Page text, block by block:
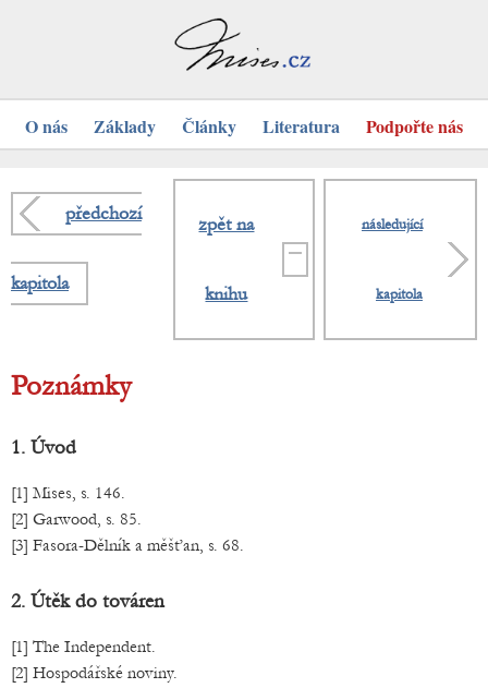
O nás Základy Články Literatura Podpořte nás
předchozí
kapitola
zpět na
knihu
následující
kapitola
Poznámky
1. Úvod
[1] Mises, s. 146.
[2] Garwood, s. 85.
[3] Fasora-Dělník a měšťan, s. 68.
2. Útěk do továren
[1] The Independent.
[2] Hospodářské noviny.